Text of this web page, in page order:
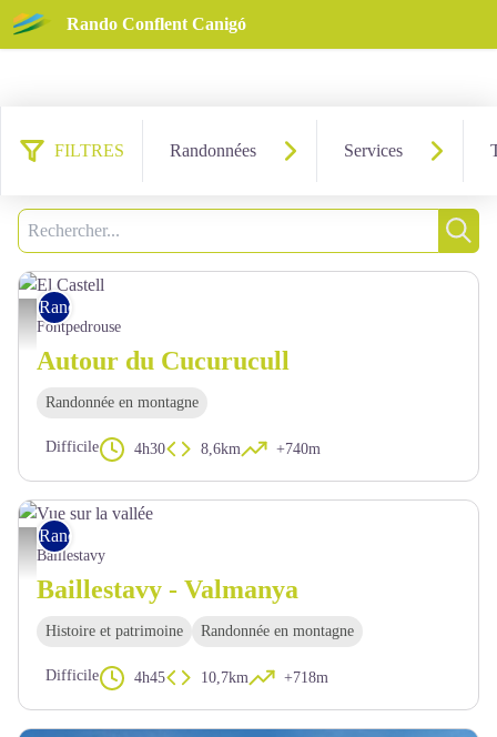
Rando Conflent Canigó
FILTRES Randonnées Services
Recherche
El Castell - OTI Conflent Canigó
Rando pédestre
Fontpedrouse
Autour du Cucurucull
Randonnée en montagne
Difficile 4h30 8,6km +740m
Vue sur la vallée - © OTI Conflent Canigó
Rando pédestre
Baillestavy
Baillestavy - Valmanya
Histoire et patrimoine Randonnée en montagne
Difficile 4h45 10,7km +718m